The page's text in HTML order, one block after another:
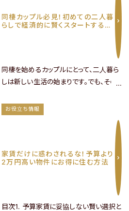
トガイド
で問い合わせする
友だち追加でお得！
３選をご紹介します。まずは基本事項の整
理をしていきましょう。同棲カップルがお
部屋探しをする場合の注意事項を確認し
同棲カップル必見！初めての二人暮
らしで経済的に賢くスタートする方
同棲を始めるカップルにとって、二人暮ら
しは新しい生活の始まりです。でも、その
必要不可欠です。最初に始めるのが賃貸
マンション探し。現在の彼の部屋、彼女の
部屋で一緒に住むのも良いですが、手狭
ですし、ワンルームマンションなんかは二
人暮らし不可の物件も多いです。新生活
は新たな場所で行いたいもの。でも引っ
越しする場合は、特に初期費用と月……
お役立ち情報
家賃だけに惑わされるな！予算より
2万円高い物件にお得に住む方法
目次1. 予算家賃に妥協しない賢い選択と